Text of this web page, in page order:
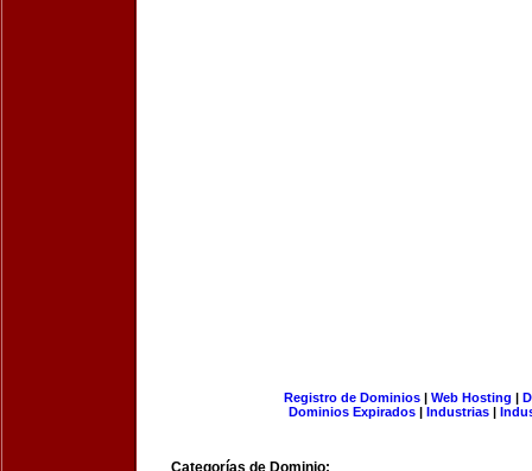
Registro de Dominios| Web Hosting |
Dominios Expirados | Industrias |
Categorías de Dominio: